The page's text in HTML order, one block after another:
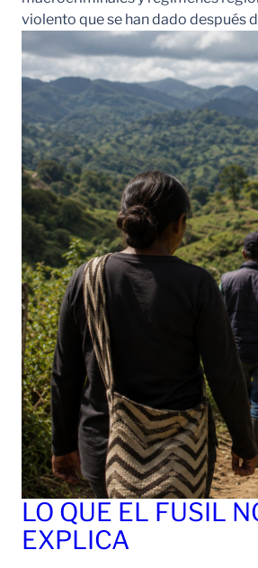
violento que se han dado después
LO QUE EL FUSIL
EXPLICA